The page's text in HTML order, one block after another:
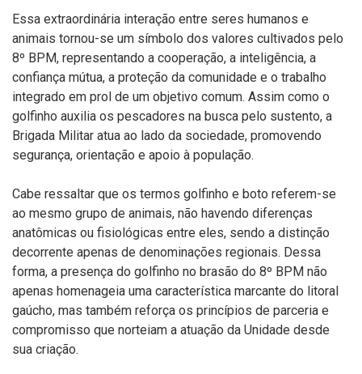
Essa extraordinária interação entre seres humanos e
animais tornou-se um símbolo dos valores cultivados pelo
8º BPM, representando a cooperação, a inteligência, a
confiança mútua, a proteção da comunidade e o trabalho
integrado em prol de um objetivo comum. Assim como o
golfinho auxilia os pescadores na busca pelo sustento, a
Brigada Militar atua ao lado da sociedade, promovendo
segurança, orientação e apoio à população.
Cabe ressaltar que os termos golfinho e boto referem-se
ao mesmo grupo de animais, não havendo diferenças
anatômicas ou fisiológicas entre eles, sendo a distinção
decorrente apenas de denominações regionais. Dessa
forma, a presença do golfinho no brasão do 8º BPM não
apenas homenageia uma característica marcante do litoral
gaúcho, mas também reforça os princípios de parceria e
compromisso que norteiam a atuação da Unidade desde
sua criação.